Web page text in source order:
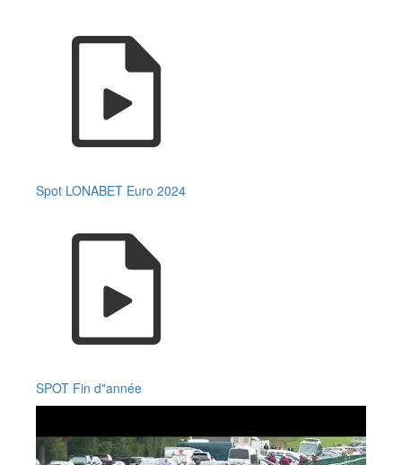
Spot LONABET Euro 2024
SPOT Fin d"année